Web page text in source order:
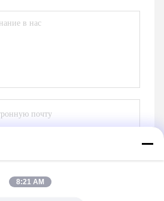
Отправьте
8:21 AM